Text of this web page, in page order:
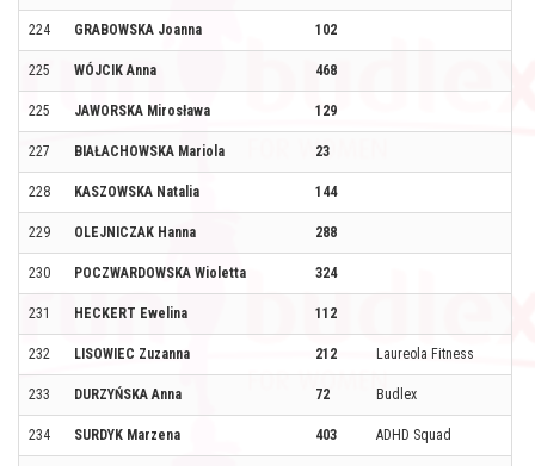
224 GRABOWSKA Joanna 102
225 WÓJCIK Anna 468
225 JAWORSKA Mirosława 129
227 BIAŁACHOWSKA Mariola 23
228 KASZOWSKA Natalia 144
229 OLEJNICZAK Hanna 288
230 POCZWARDOWSKA Wioletta 324
231 HECKERT Ewelina 112
232 LISOWIEC Zuzanna 212 Laureola Fitness
233 DURZYŃSKA Anna 72 Budlex
234 SURDYK Marzena 403 ADHD Squad